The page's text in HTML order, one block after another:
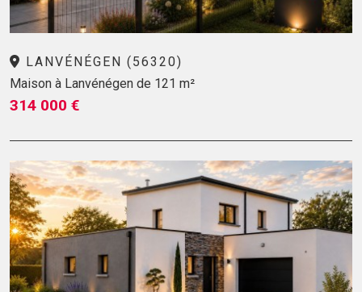
LANVÉNÉGEN (56320)
Maison à Lanvénégen de 121 m²
314 000 €